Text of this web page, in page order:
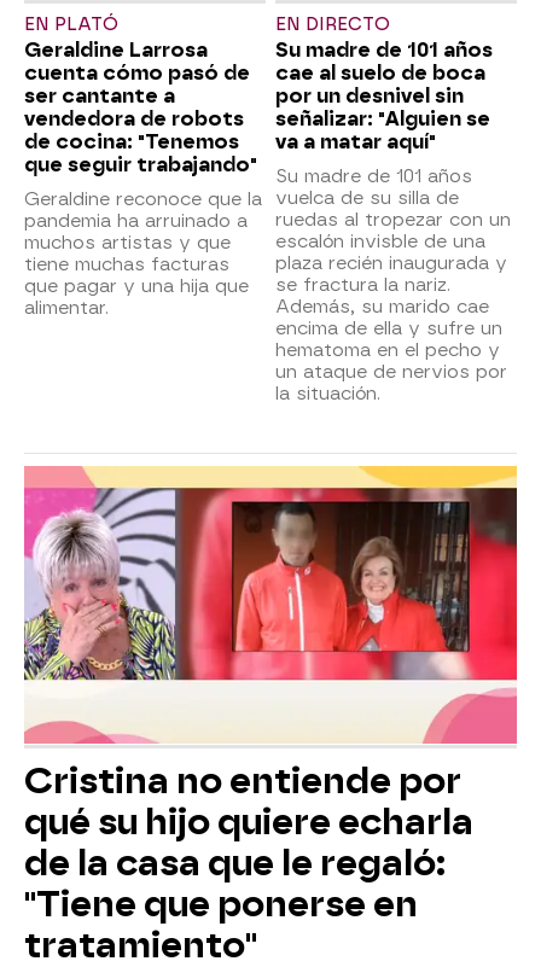
EN PLATÓ
Geraldine Larrosa
cuenta cómo pasó de
ser cantante a
vendedora de robots
de cocina: "Tenemos
que seguir trabajando"
Geraldine reconoce que la
pandemia ha arruinado a
muchos artistas y que
tiene muchas facturas
que pagar y una hija que
alimentar.
EN DIRECTO
Su madre de 101 años
cae al suelo de boca
por un desnivel sin
señalizar: "Alguien se
va a matar aquí"
Su madre de 101 años
vuelca de su silla de
ruedas al tropezar con un
escalón invisble de una
plaza recién inaugurada y
se fractura la nariz.
Además, su marido cae
encima de ella y sufre un
hematoma en el pecho y
un ataque de nervios por
la situación.
Cristina no entiende por
qué su hijo quiere echarla
de la casa que le regaló:
"Tiene que ponerse en
tratamiento"